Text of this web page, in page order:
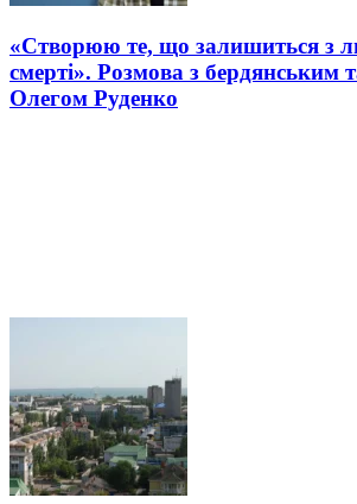
«Створюю те, що залишиться з
смерті». Розмова з бердянським
Олегом Руденко